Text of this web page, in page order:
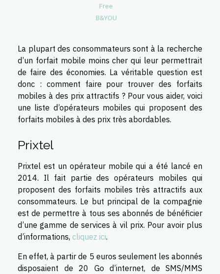
Free
B&YOU
La plupart des consommateurs sont à la recherche
d’un forfait mobile moins cher qui leur permettrait
de faire des économies. La véritable question est
donc : comment faire pour trouver des forfaits
mobiles à des prix attractifs ? Pour vous aider, voici
une liste d’opérateurs mobiles qui proposent des
forfaits mobiles à des prix très abordables.
Prixtel
Prixtel est un opérateur mobile qui a été lancé en
2014. Il fait partie des opérateurs mobiles qui
proposent des forfaits mobiles très attractifs aux
consommateurs. Le but principal de la compagnie
est de permettre à tous ses abonnés de bénéficier
d’une gamme de services à vil prix. Pour avoir plus
d’informations, cliquez ici.
En effet, à partir de 5 euros seulement les abonnés
disposaient de 20 Go d’internet, de SMS/MMS